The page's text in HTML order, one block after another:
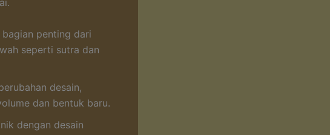
penting dari
seperti sutra dan
desain,
dan bentuk baru.
dengan desain